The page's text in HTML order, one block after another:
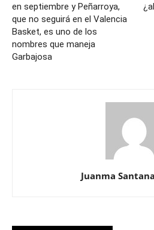
en septiembre y Peñarroya,
que no seguirá en el Valencia
Basket, es uno de los
nombres que maneja
Garbajosa
Juanma